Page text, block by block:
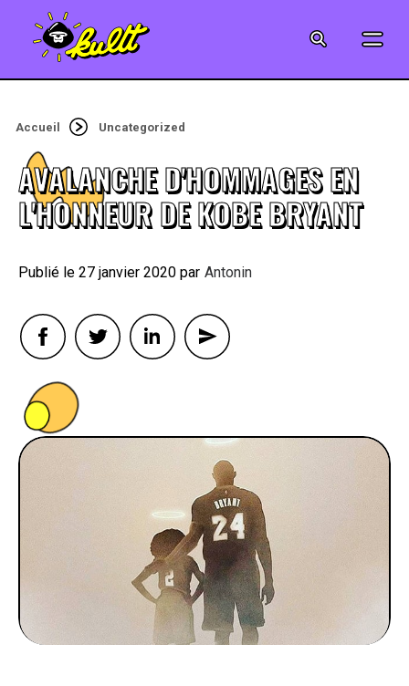
MUSIQUE
JEUX-VIDÉO
PEOPLE
FOOD
BONS PLANS
SOUTENEZ KULTT
Accueil Uncategorized
AVALANCHE D'HOMMAGES EN
L'HONNEUR DE KOBE BRYANT
27 janvier 2020 By Antonin